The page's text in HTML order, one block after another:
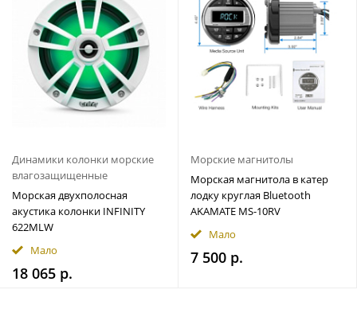
Динамики колонки морские
влагозащищенные
Морская двухполосная
акустика колонки INFINITY
622MLW
Мало
18 065 р.
Морские магнитолы
Морская магнитола в катер
лодку круглая Bluetooth
AKAMATE MS-10RV
Мало
7 500 р.